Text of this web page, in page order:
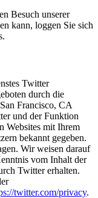
Besuch unserer
kann, loggen Sie sich
Twitter
durch die
Francisco, CA
und der Funktion
Websites mit Ihrem
bekannt gegeben.
Wir weisen darauf
vom Inhalt der
Twitter erhalten.
twitter.com/privacy.